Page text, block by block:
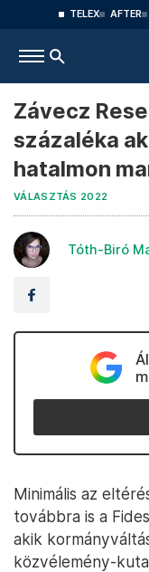
TELEX AFTER
Závecz
százaléka
hatalmon
VÁLASZTÁS 2022
Tóth-Biró
Minimális az
továbbra is a
akik
közvélemény-